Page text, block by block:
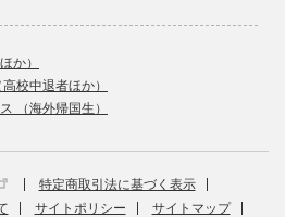
か）
校中退者ほか）
（海外帰国生）
特定商取引法に基づく表示
サイトポリシー サイトマップ